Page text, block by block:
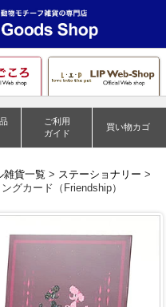
ご利用
ガイド
買い物カゴ
雑貨一覧 > ステーショナリー >
グカード（Friendship）